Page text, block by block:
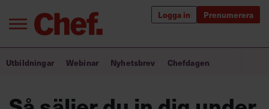
Logga in Prenumerera
Bra ledare förändrar världen
Innehåll från Chef
Utbildningar Webinar Nyhetsbrev Chefdagen